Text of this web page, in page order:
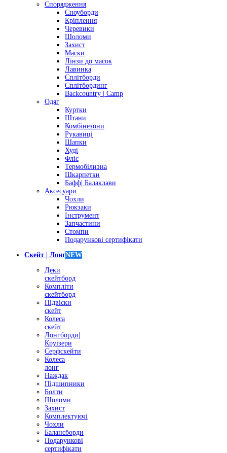
Спорядження
Сноуборди
Кріплення
Черевики
Шоломи
Захист
Маски
Лінзи до масок
Лавинка
Сплітборди
Сплітбординг
Backcountry | Camp
Одяг
Куртки
Штани
Комбінезони
Рукавиці
Шапки
Худі
Фліс
Термобілизна
Шкарпетки
Бафф| Балаклави
Аксесуари
Чохли
Рюкзаки
Інструмент
Запчастини
Стомпи
Подарункові сертифікати
Скейт | ЛонгNEW
Деки
скейтборд
Компліти
скейтборд
Підвіски
скейт
Колеса
скейт
Лонгборди|
Круізери
Серфскейти
Колеса
лонг
Наждак
Підшипники
Болти
Шоломи
Захист
Комплектуючі
Чохли
Балансборди
Подарункові
сертифікати